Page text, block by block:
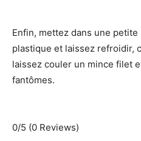
Enfin, mettez dans une
plastique et laissez refroidir,
laissez couler un mince filet
fantômes.
0/5 (0 Reviews)